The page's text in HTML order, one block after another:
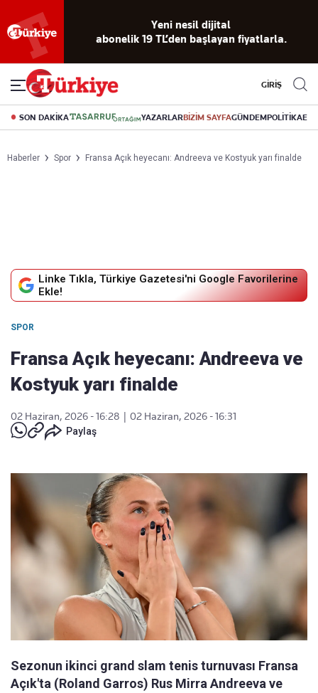
Yeni nesil dijital
abonelik 19 TL’den başlayan fiyatlarla.
GİRİŞ
SON DAKİKA YAZARLARBİZİM SAYFAGÜNDEMPOLİTİKA
Haberler Spor Fransa Açık heyecanı: Andreeva ve Kostyuk yarı finalde
Linke Tıkla, Türkiye Gazetesi'ni Google Favorilerine
Ekle!
SPOR
Fransa Açık heyecanı: Andreeva ve
Kostyuk yarı finalde
02 Haziran, 2026 - 16:28
02 Haziran, 2026 - 16:31
Paylaş
Sezonun ikinci grand slam tenis turnuvası Fransa
Açık'ta (Roland Garros) Rus Mirra Andreeva ve